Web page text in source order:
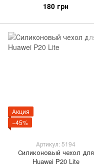
180 грн
Акция
−45%
Артикул: 5194
Силиконовый чехол для
Huawei P20 Lite